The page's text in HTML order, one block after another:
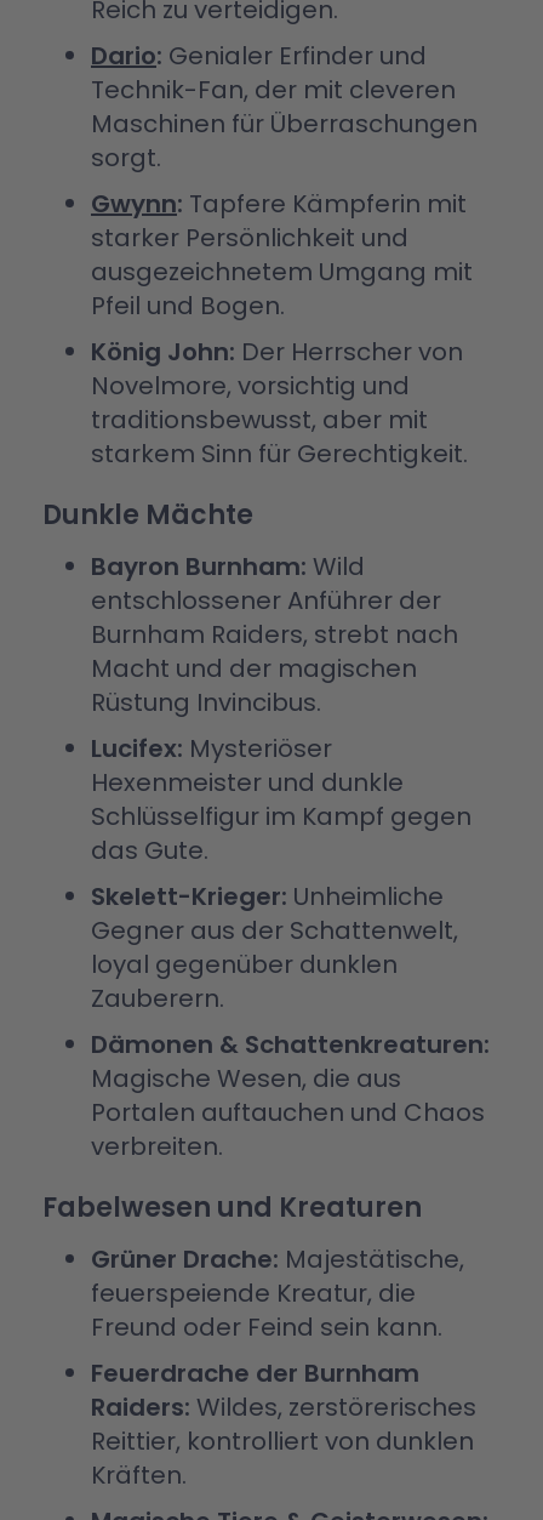
Reich zu verteidigen.
Dario: Genialer Erfinder und
Technik-Fan, der mit cleveren
Maschinen für Überraschungen
sorgt.
Gwynn: Tapfere Kämpferin mit
starker Persönlichkeit und
ausgezeichnetem Umgang mit
Pfeil und Bogen.
König John: Der Herrscher von
Novelmore, vorsichtig und
traditionsbewusst, aber mit
starkem Sinn für Gerechtigkeit.
Dunkle Mächte
Bayron Burnham: Wild
entschlossener Anführer der
Burnham Raiders, strebt nach
Macht und der magischen
Rüstung Invincibus.
Lucifex: Mysteriöser
Hexenmeister und dunkle
Schlüsselfigur im Kampf gegen
das Gute.
Skelett-Krieger: Unheimliche
Gegner aus der Schattenwelt,
loyal gegenüber dunklen
Zauberern.
Dämonen & Schattenkreaturen:
Magische Wesen, die aus
Portalen auftauchen und Chaos
verbreiten.
Fabelwesen und Kreaturen
Grüner Drache: Majestätische,
feuerspeiende Kreatur, die
Freund oder Feind sein kann.
Feuerdrache der Burnham
Raiders: Wildes, zerstörerisches
Reittier, kontrolliert von dunklen
Kräften.